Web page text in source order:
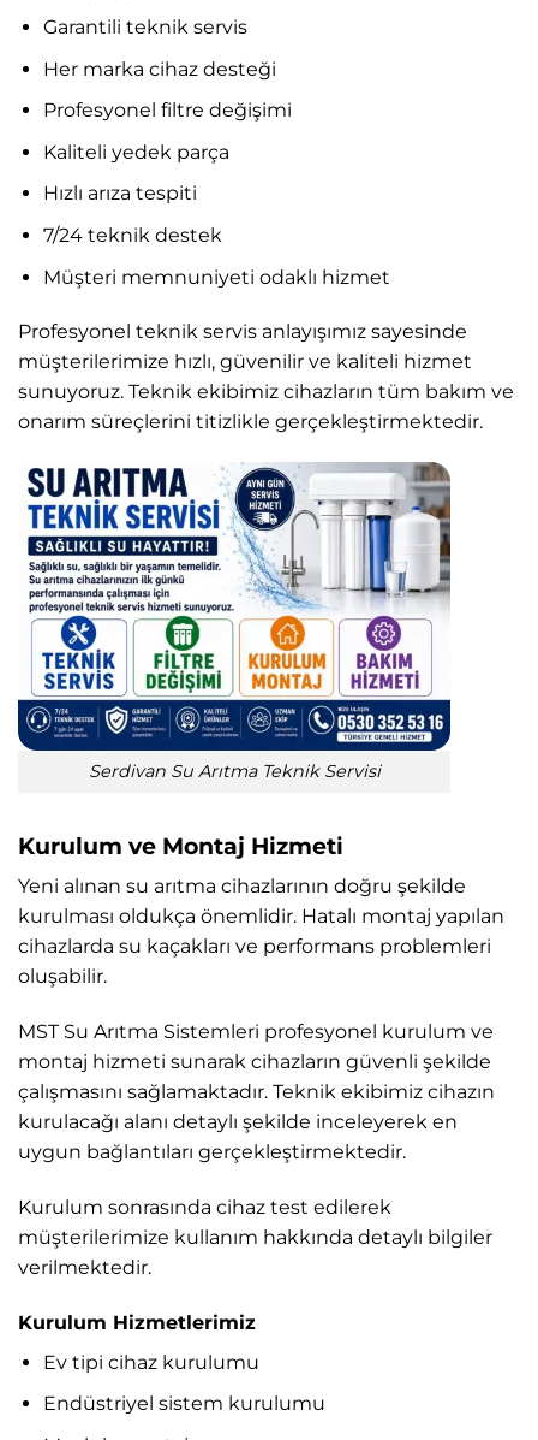
Garantili teknik servis
Her marka cihaz desteği
Profesyonel filtre değişimi
Kaliteli yedek parça
Hızlı arıza tespiti
7/24 teknik destek
Müşteri memnuniyeti odaklı hizmet
Profesyonel teknik servis anlayışımız sayesinde
müşterilerimize hızlı, güvenilir ve kaliteli hizmet
sunuyoruz. Teknik ekibimiz cihazların tüm bakım ve
onarım süreçlerini titizlikle gerçekleştirmektedir.
Serdivan Su Arıtma Teknik Servisi
Kurulum ve Montaj Hizmeti
Yeni alınan su arıtma cihazlarının doğru şekilde
kurulması oldukça önemlidir. Hatalı montaj yapılan
cihazlarda su kaçakları ve performans problemleri
oluşabilir.
MST Su Arıtma Sistemleri profesyonel kurulum ve
montaj hizmeti sunarak cihazların güvenli şekilde
çalışmasını sağlamaktadır. Teknik ekibimiz cihazın
kurulacağı alanı detaylı şekilde inceleyerek en
uygun bağlantıları gerçekleştirmektedir.
Kurulum sonrasında cihaz test edilerek
müşterilerimize kullanım hakkında detaylı bilgiler
verilmektedir.
Kurulum Hizmetlerimiz
Ev tipi cihaz kurulumu
Endüstriyel sistem kurulumu